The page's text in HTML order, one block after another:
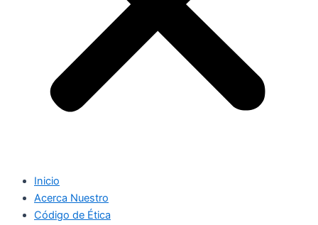
Inicio
Acerca Nuestro
Código de Ética